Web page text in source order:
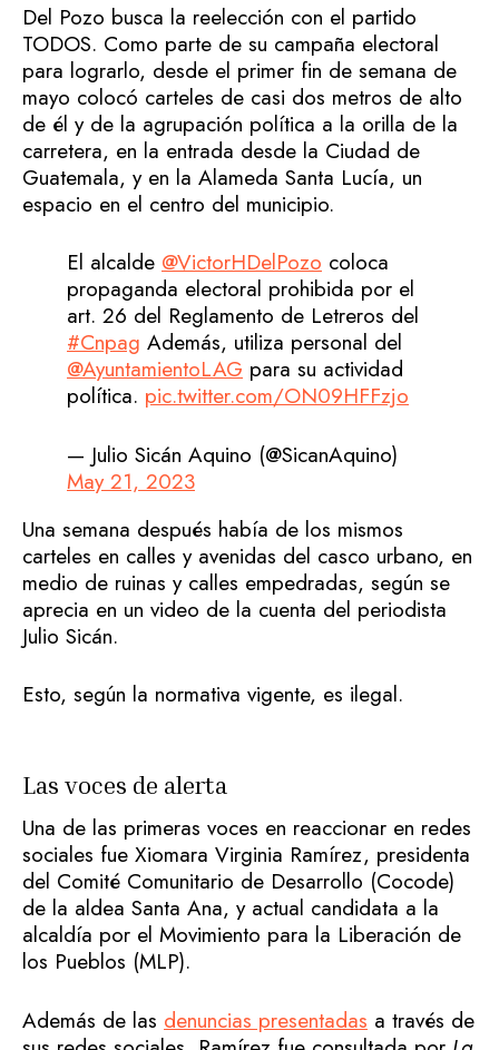
Del Pozo busca la reelección con el partido
TODOS. Como parte de su campaña electoral
para lograrlo, desde el primer fin de semana de
mayo colocó carteles de casi dos metros de alto
de él y de la agrupación política a la orilla de la
carretera, en la entrada desde la Ciudad de
Guatemala, y en la Alameda Santa Lucía, un
espacio en el centro del municipio.
El alcalde @VictorHDelPozo coloca
propaganda electoral prohibida por el
art. 26 del Reglamento de Letreros del
#Cnpag Además, utiliza personal del
@AyuntamientoLAG para su actividad
política. pic.twitter.com/ON09HFFzjo
— Julio Sicán Aquino (@SicanAquino)
May 21, 2023
Una semana después había de los mismos
carteles en calles y avenidas del casco urbano, en
medio de ruinas y calles empedradas, según se
aprecia en un video de la cuenta del periodista
Julio Sicán.
Esto, según la normativa vigente, es ilegal.
Las voces de alerta
Una de las primeras voces en reaccionar en redes
sociales fue Xiomara Virginia Ramírez, presidenta
del Comité Comunitario de Desarrollo (Cocode)
de la aldea Santa Ana, y actual candidata a la
alcaldía por el Movimiento para la Liberación de
los Pueblos (MLP).
Además de las denuncias presentadas a través de